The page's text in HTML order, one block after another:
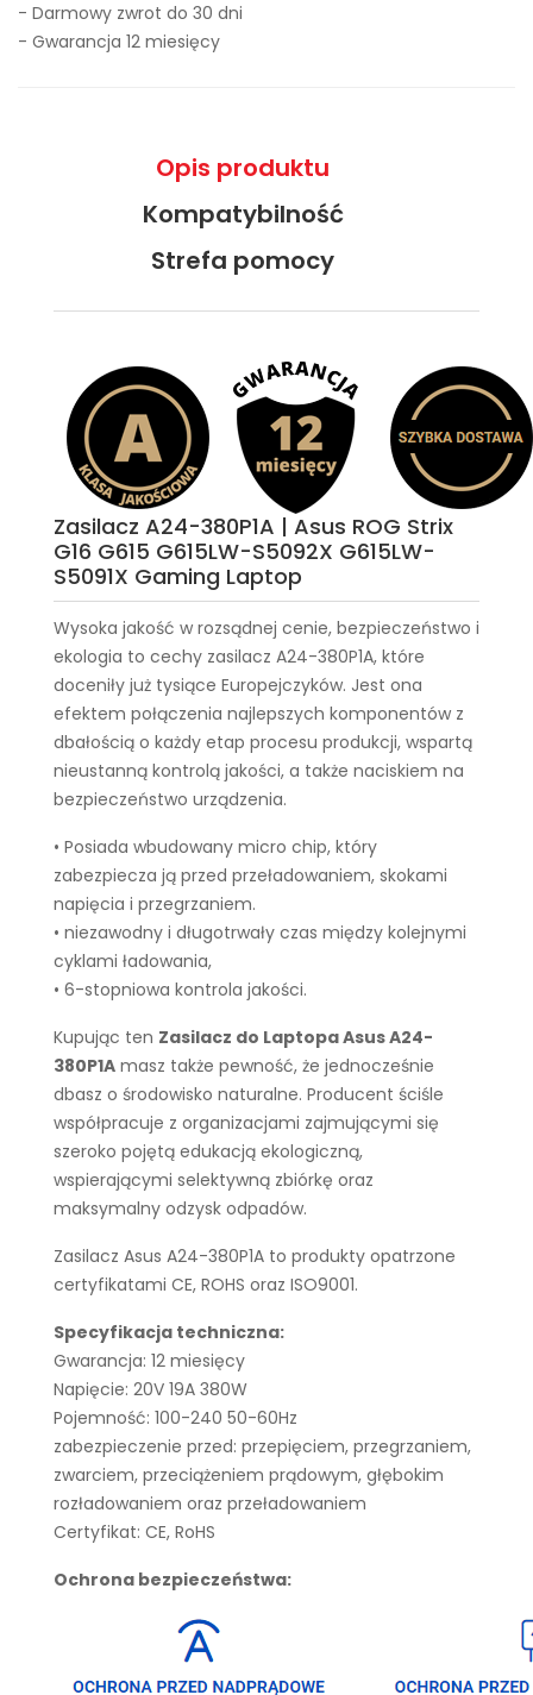
- Darmowy zwrot do 30 dni
- Gwarancja 12 miesięcy
Opis produktu
Kompatybilność
Strefa pomocy
Zasilacz A24-380P1A | Asus ROG Strix
G16 G615 G615LW-S5092X G615LW-
S5091X Gaming Laptop
Wysoka jakość w rozsądnej cenie, bezpieczeństwo i
ekologia to cechy zasilacz A24-380P1A, które
doceniły już tysiące Europejczyków. Jest ona
efektem połączenia najlepszych komponentów z
dbałością o każdy etap procesu produkcji, wspartą
nieustanną kontrolą jakości, a także naciskiem na
bezpieczeństwo urządzenia.
• Posiada wbudowany micro chip, który
zabezpiecza ją przed przeładowaniem, skokami
napięcia i przegrzaniem.
• niezawodny i długotrwały czas między kolejnymi
cyklami ładowania,
• 6-stopniowa kontrola jakości.
Kupując ten Zasilacz do Laptopa Asus A24-
380P1A masz także pewność, że jednocześnie
dbasz o środowisko naturalne. Producent ściśle
współpracuje z organizacjami zajmującymi się
szeroko pojętą edukacją ekologiczną,
wspierającymi selektywną zbiórkę oraz
maksymalny odzysk odpadów.
Zasilacz Asus A24-380P1A to produkty opatrzone
certyfikatami CE, ROHS oraz ISO9001.
Specyfikacja techniczna:
Gwarancja: 12 miesięcy
Napięcie: 20V 19A 380W
Pojemność: 100-240 50-60Hz
zabezpieczenie przed: przepięciem, przegrzaniem,
zwarciem, przeciążeniem prądowym, głębokim
rozładowaniem oraz przeładowaniem
Certyfikat: CE, RoHS
Ochrona bezpieczeństwa: